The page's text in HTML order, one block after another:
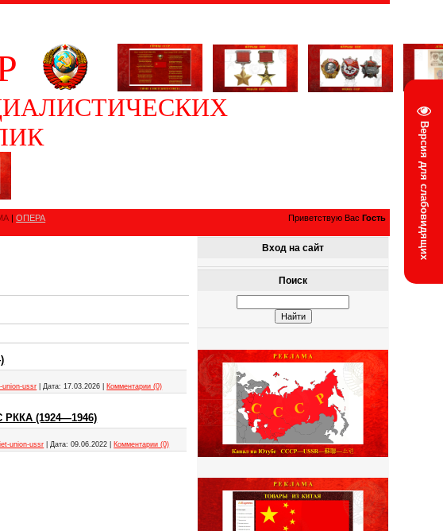
Версия для слабовидящих
|ОПЕРА Приветствую Вас Гость
union-ussr Дата: 17.03.2026 Комментарии (0)
(1924—1946)
union-ussr Дата: 09.06.2022 Комментарии (0)
Вход на сайт
Поиск